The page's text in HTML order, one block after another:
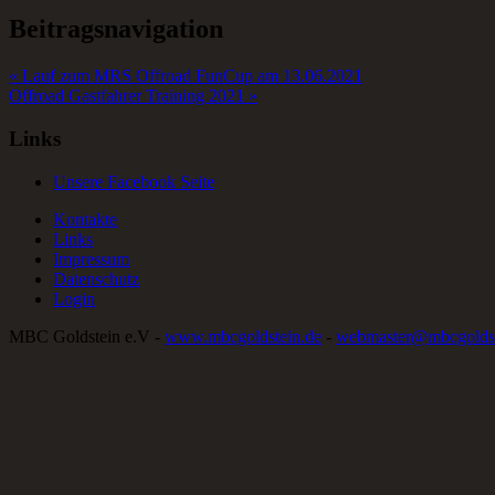
Beitragsnavigation
« Lauf zum MRS Offroad FunCup am 13.06.2021
Offroad Gastfahrer Training 2021 »
Links
Unsere Facebook Seite
Kontakte
Links
Impressum
Datenschutz
Login
MBC Goldstein e.V - www.mbcgoldstein.de -